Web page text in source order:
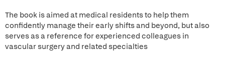
The book is aimed at medical residents to help them
confidently manage their early shifts and beyond, but also
serves as a reference for experienced colleagues in
vascular surgery and related specialties